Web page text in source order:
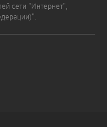
сети "Интернет",